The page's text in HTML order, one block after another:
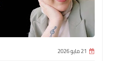
21 مايو 2026